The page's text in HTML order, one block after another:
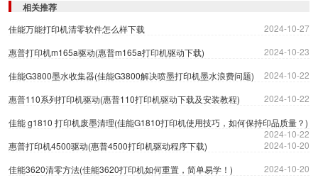
相关推荐
佳能万能打印机清零软件怎么样下载
2024-10-27
惠普打印机m165a驱动(惠普m165a打印机驱动下载)
2024-10-23
佳能G3800墨水收集器(佳能G3800解决喷墨打印机墨水浪费问题)
2024-10-22
惠普110系列打印机驱动(惠普110打印机驱动下载及安装教程)
2024-10-22
佳能 g1810 打印机废墨清理(佳能G1810打印机使用技巧，如何保持印品质量？)
2024-10-22
惠普打印机4500驱动(惠普4500打印机驱动程序下载)
2024-10-20
佳能3620清零方法(佳能3620打印机如何重置，简单易学！)
2024-10-20